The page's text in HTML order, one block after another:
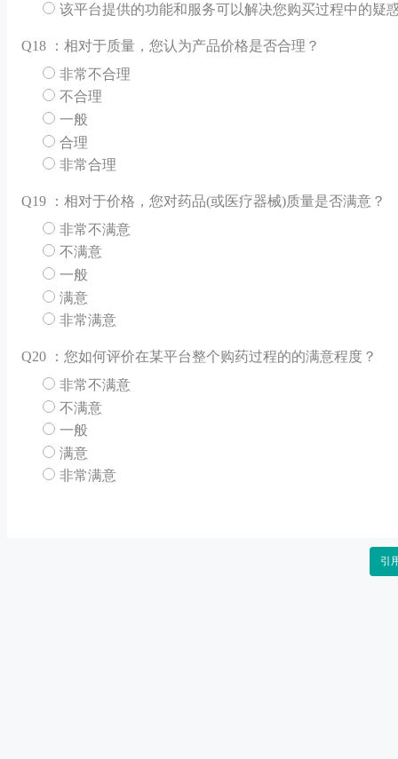
该平台提供的功能和服务可以解决您购买过程中的疑
Q18 ：相对于质量，您认为产品价格是否合理？
非常不合理
不合理
一般
合理
非常合理
Q19 ：相对于价格，您对药品(或医疗器械)质量是否满意？
非常不满意
不满意
一般
满意
非常满意
Q20 ：您如何评价在某平台整个购药过程的的满意程度？
非常不满意
不满意
一般
满意
非常满意
引